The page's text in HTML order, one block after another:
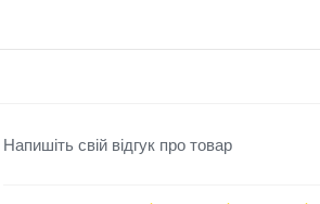
Напишіть свій відгук про товар